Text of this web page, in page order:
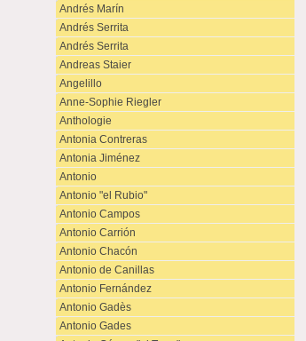
Andrés Marín
Andrés Serrita
Andrés Serrita
Andreas Staier
Angelillo
Anne-Sophie Riegler
Anthologie
Antonia Contreras
Antonia Jiménez
Antonio
Antonio "el Rubio"
Antonio Campos
Antonio Carrión
Antonio Chacón
Antonio de Canillas
Antonio Fernández
Antonio Gadès
Antonio Gades